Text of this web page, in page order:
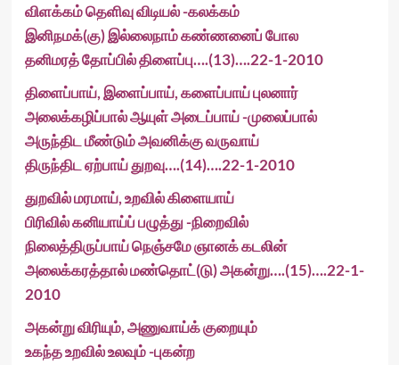
விளக்கம் தெளிவு விடியல் -கலக்கம்
இனிநமக்(கு) இல்லைநாம் கண்ணனைப் போல
தனிமரத் தோப்பில் திளைப்பு….(13)….22-1-2010
திளைப்பாய், இளைப்பாய், களைப்பாய் புலனார்
அலைக்கழிப்பால் ஆயுள் அடைப்பாய் -முலைப்பால்
அருந்திட மீண்டும் அவனிக்கு வருவாய்
திருந்திட ஏற்பாய் துறவு….(14)….22-1-2010
துறவில் மரமாய், உறவில் கிளையாய்
பிரிவில் கனியாய்ப் பழுத்து -நிறைவில்
நிலைத்திருப்பாய் நெஞ்சமே ஞானக் கடலின்
அலைக்கரத்தால் மண்தொட்(டு) அகன்று….(15)….22-1-
2010
அகன்று விரியும், அணுவாய்க் குறையும்
உகந்த உறவில் உலவும் -புகன்ற